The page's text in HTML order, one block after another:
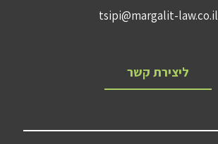
tsipi@margalit-law.co.il
ליצירת קשר